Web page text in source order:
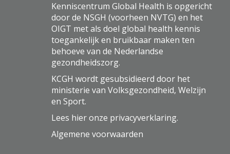
Kenniscentrum Global Health is opgericht
door de NSGH (voorheen NVTG) en het
OIGT met als doel global health kennis
toegankelijk en bruikbaar maken ten
behoeve van de Nederlandse
gezondheidszorg.
KCGH wordt gesubsidieerd door het
ministerie van Volksgezondheid, Welzijn
en Sport.
Lees hier onze privacyverklaring.
Algemene voorwaarden